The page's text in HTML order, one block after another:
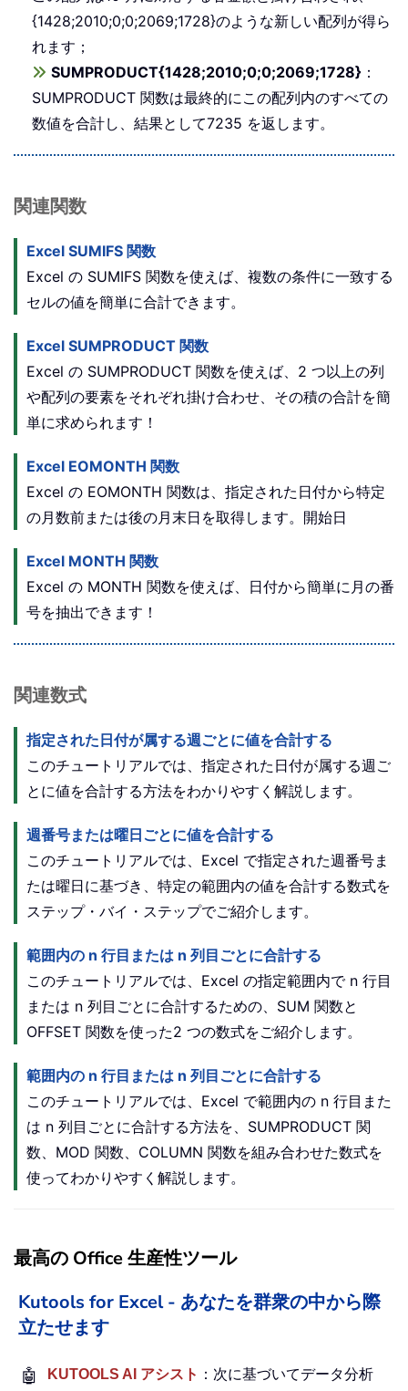
{1428;2010;0;0;2069;1728}のような新しい配列が得ら
れます；
SUMPRODUCT{1428;2010;0;0;2069;1728} ：
SUMPRODUCT 関数は最終的にこの配列内のすべての
数値を合計し、結果として7235 を返します。
関連関数
Excel SUMIFS 関数
Excel の SUMIFS 関数を使えば、複数の条件に一致する
セルの値を簡単に合計できます。
Excel SUMPRODUCT 関数
Excel の SUMPRODUCT 関数を使えば、2 つ以上の列
や配列の要素をそれぞれ掛け合わせ、その積の合計を簡
単に求められます！
Excel EOMONTH 関数
Excel の EOMONTH 関数は、指定された日付から特定
の月数前または後の月末日を取得します。開始日
Excel MONTH 関数
Excel の MONTH 関数を使えば、日付から簡単に月の番
号を抽出できます！
関連数式
指定された日付が属する週ごとに値を合計する
このチュートリアルでは、指定された日付が属する週ご
とに値を合計する方法をわかりやすく解説します。
週番号または曜日ごとに値を合計する
このチュートリアルでは、Excel で指定された週番号ま
たは曜日に基づき、特定の範囲内の値を合計する数式を
ステップ・バイ・ステップでご紹介します。
範囲内の n 行目または n 列目ごとに合計する
このチュートリアルでは、Excel の指定範囲内で n 行目
または n 列目ごとに合計するための、SUM 関数と
OFFSET 関数を使った2 つの数式をご紹介します。
範囲内の n 行目または n 列目ごとに合計する
このチュートリアルでは、Excel で範囲内の n 行目また
は n 列目ごとに合計する方法を、SUMPRODUCT 関
数、MOD 関数、COLUMN 関数を組み合わせた数式を
使ってわかりやすく解説します。
最高の Office 生産性ツール
Kutools for Excel - あなたを群衆の中から際
立たせます
🤖 KUTOOLS AI アシスト ：次に基づいてデータ分析